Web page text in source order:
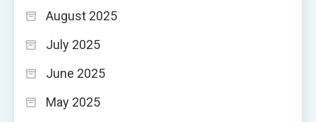
August 2025
July 2025
June 2025
May 2025